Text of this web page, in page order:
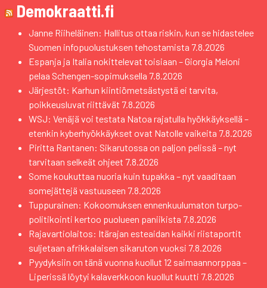
Demokraatti.fi
Janne Riiheläinen: Hallitus ottaa riskin, kun se hidastelee
Suomen infopuolustuksen tehostamista 7.8.2026
Espanja ja Italia nokittelevat toisiaan – Giorgia Meloni
pelaa Schengen-sopimuksella 7.8.2026
Järjestöt: Karhun kiintiömetsästystä ei tarvita,
poikkeusluvat riittävät 7.8.2026
WSJ: Venäjä voi testata Natoa rajatulla hyökkäyksellä –
etenkin kyberhyökkäykset ovat Natolle vaikeita 7.8.2026
Piritta Rantanen: Sikarutossa on paljon pelissä – nyt
tarvitaan selkeät ohjeet 7.8.2026
Some koukuttaa nuoria kuin tupakka – nyt vaaditaan
somejättejä vastuuseen 7.8.2026
Tuppurainen: Kokoomuksen ennenkuulumaton turpo-
politikointi kertoo puolueen paniikista 7.8.2026
Rajavartiolaitos: Itärajan esteaidan kaikki riistaportit
suljetaan afrikkalaisen sikaruton vuoksi 7.8.2026
Pyydyksiin on tänä vuonna kuollut 12 saimaannorppaa –
Liperissä löytyi kalaverkkoon kuollut kuutti 7.8.2026